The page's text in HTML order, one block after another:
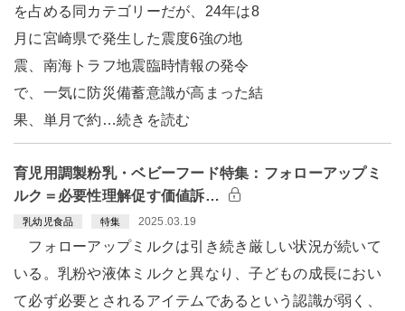
を占める同カテゴリーだが、24年は8
月に宮崎県で発生した震度6強の地
震、南海トラフ地震臨時情報の発令
で、一気に防災備蓄意識が高まった結
果、単月で約…続きを読む
育児用調製粉乳・ベビーフード特集：フォローアップミ
ルク＝必要性理解促す価値訴…
乳幼児食品 特集 2025.03.19
フォローアップミルクは引き続き厳しい状況が続いて
いる。乳粉や液体ミルクと異なり、子どもの成長におい
て必ず必要とされるアイテムであるという認識が弱く、